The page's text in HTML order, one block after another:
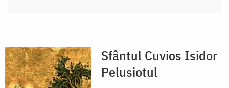
Sfântul Cuvios Isidor
Pelusiotul